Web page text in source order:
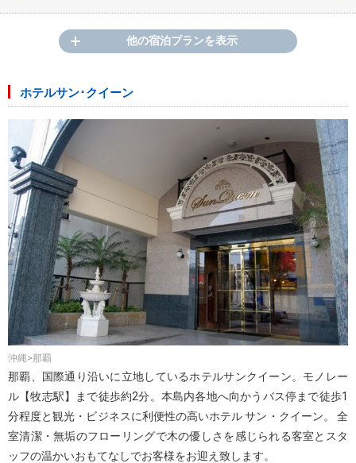
他の宿泊プランを表示
ホテルサン･クイーン
沖縄>那覇
那覇、国際通り沿いに立地しているホテルサンクイーン。モノレー
ル【牧志駅】まで徒歩約2分。本島内各地へ向かうバス停まで徒歩1
分程度と観光・ビジネスに利便性の高いホテル サン・クイーン。 全
室清潔・無垢のフローリングで木の優しさを感じられる客室とスタ
ッフの温かいおもてなしでお客様をお迎え致します。